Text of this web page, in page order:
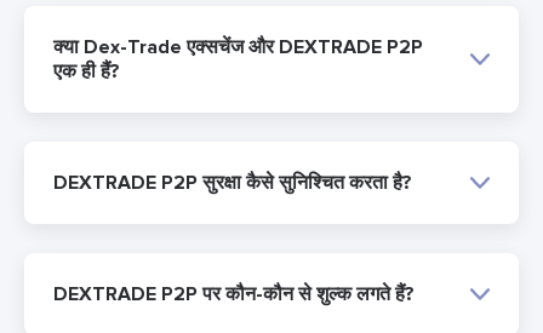
क्या Dex-Trade एक्सचेंज और DEXTRADE P2P
एक ही हैं?
DEXTRADE P2P सुरक्षा कैसे सुनिश्चित करता है?
DEXTRADE P2P पर कौन-कौन से शुल्क लगते हैं?